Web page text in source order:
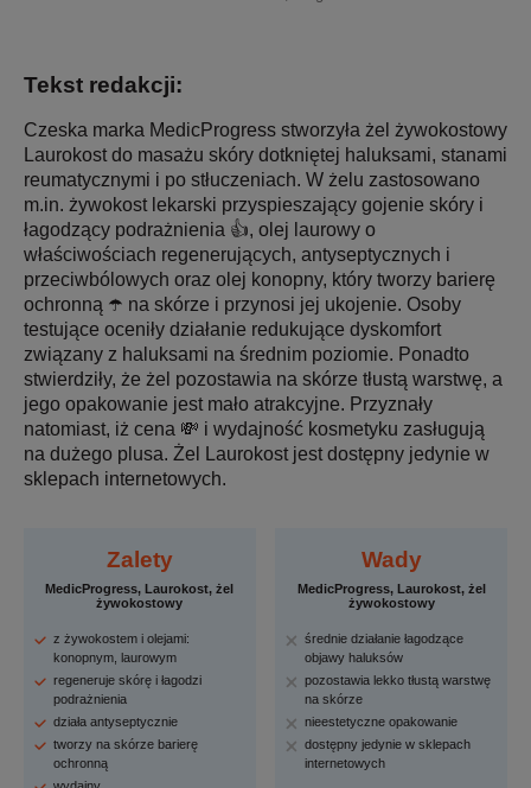
Tekst redakcji:
Czeska marka MedicProgress stworzyła żel żywokostowy
Laurokost do masażu skóry dotkniętej haluksami, stanami
reumatycznymi i po stłuczeniach. W żelu zastosowano
m.in. żywokost lekarski przyspieszający gojenie skóry i
łagodzący podrażnienia 👍, olej laurowy o
właściwościach regenerujących, antyseptycznych i
przeciwbólowych oraz olej konopny, który tworzy barierę
ochronną ☂️ na skórze i przynosi jej ukojenie. Osoby
testujące oceniły działanie redukujące dyskomfort
związany z haluksami na średnim poziomie. Ponadto
stwierdziły, że żel pozostawia na skórze tłustą warstwę, a
jego opakowanie jest mało atrakcyjne. Przyznały
natomiast, iż cena 💸 i wydajność kosmetyku zasługują
na dużego plusa. Żel Laurokost jest dostępny jedynie w
sklepach internetowych.
Zalety
MedicProgress, Laurokost, żel
żywokostowy
z żywokostem i olejami:
konopnym, laurowym
regeneruje skórę i łagodzi
podrażnienia
działa antyseptycznie
tworzy na skórze barierę
ochronną
Wady
MedicProgress, Laurokost, żel
żywokostowy
średnie działanie łagodzące
objawy haluksów
pozostawia lekko tłustą warstwę
na skórze
nieestetyczne opakowanie
dostępny jedynie w sklepach
internetowych